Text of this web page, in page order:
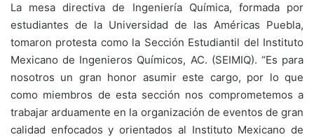
La mesa directiva de Ingeniería Química, formada por
estudiantes de la Universidad de las Américas Puebla,
tomaron protesta como la Sección Estudiantil del Instituto
Mexicano de Ingenieros Químicos, AC. (SEIMIQ). “Es para
nosotros un gran honor asumir este cargo, por lo que
como miembros de esta sección nos comprometemos a
trabajar arduamente en la organización de eventos de gran
calidad enfocados y orientados al Instituto Mexicano de